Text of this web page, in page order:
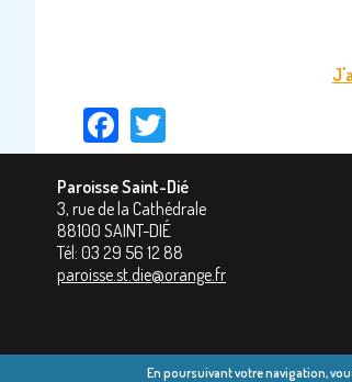
Facebook
Paroisse Saint-Dié
3, rue de la Cathédrale
88100 SAINT-DIÉ
Tél: 03 29 56 12 88
paroisse.st.die@orange.fr
En poursuivant votre navigation,